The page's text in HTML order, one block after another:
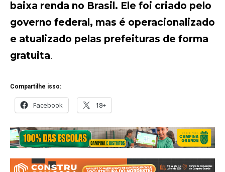
baixa renda no Brasil. Ele foi criado pelo
governo federal, mas é operacionalizado
e atualizado pelas prefeituras de forma
gratuita.
Compartilhe isso:
Facebook 18+